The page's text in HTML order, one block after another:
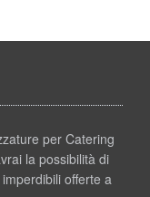
per Catering
la possibilità di
offerte a